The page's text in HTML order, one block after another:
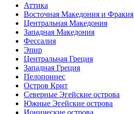
Аттика
Восточная Македония и Фракия
Центральная Македония
Западная Македония
Фессалия
Эпир
Центральная Греция
Западная Греция
Пелопоннес
Остров Крит
Северные Эгейские острова
Южные Эгейские острова
Ионические острова